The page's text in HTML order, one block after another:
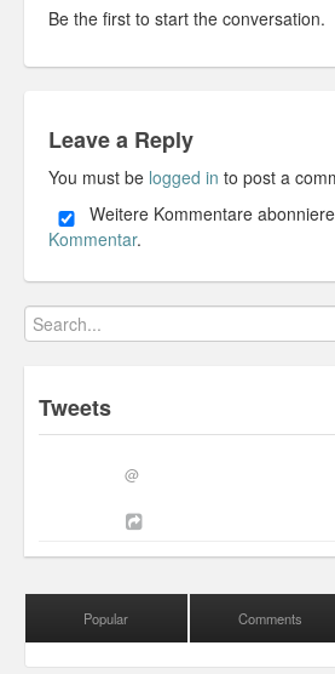
Be the first to start the conversation.
Leave a Reply
You must be logged in to post a
Weitere Kommentare
Kommentar.
Tweets
@
Popular Comments